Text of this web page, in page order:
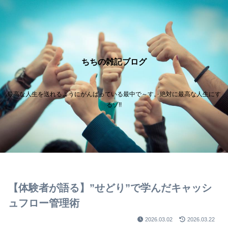
ちちの雑記ブログ
最高な人生を送れるようにがんばっている最中で～す。絶対に最高な人生にす
るゾ!!
【体験者が語る】”せどり”で学んだキャッシ
ュフロー管理術
2026.03.02 2026.03.22